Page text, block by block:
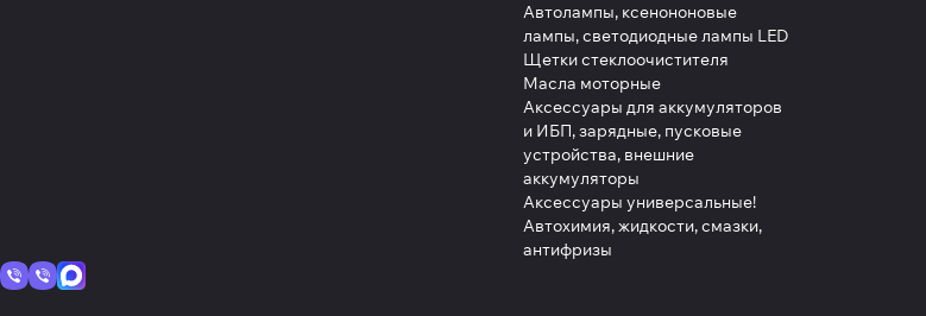
Автолампы, ксенононовые
лампы, светодиодные лампы LED
Щетки стеклоочистителя
Масла моторные
Аксессуары для аккумуляторов
и ИБП, зарядные, пусковые
устройства, внешние
аккумуляторы
Аксессуары универсальные!
Автохимия, жидкости, смазки,
антифризы